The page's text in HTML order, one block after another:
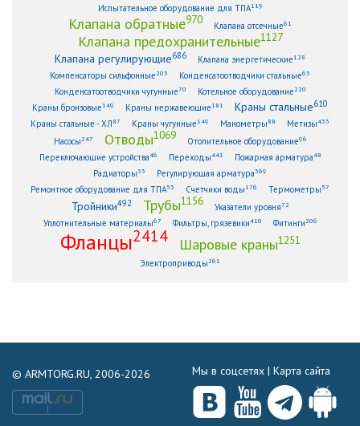
Испытательное оборудование для ТПА119
Клапана обратные970 Клапана отсечные61
Клапана предохранительные1127
Клапана регулирующие686 Клапана энергетические128
Компенсаторы сильфонные 203 Конденсатоотводчики стальные63
Конденсатоотводчики чугунные70 Котельное оборудование 220
Краны бронзовые149 Краны нержавеющие181 Краны стальные610
Краны стальные - ХЛ87 Краны чугунные149 Манометры88 Метизы433
Насосы 247 Отводы1069 Отопительное оборудование96
Переключающие устройства46 Переходы441 Пожарная арматура48
Радиаторы33 Регулирующая арматура369
Ремонтное оборудование для ТПА53 Счетчики воды176 Термометры 57
Тройники492 Трубы1156 Указатели уровня72
Уплотнительные материалы67 Фильтры, грязевики410 Фитинги 206
Фланцы2414 Шаровые краны1251
Электроприводы 261
© ARMTORG.RU, 2006-2026 Мы в соцсетях | Карта сайта